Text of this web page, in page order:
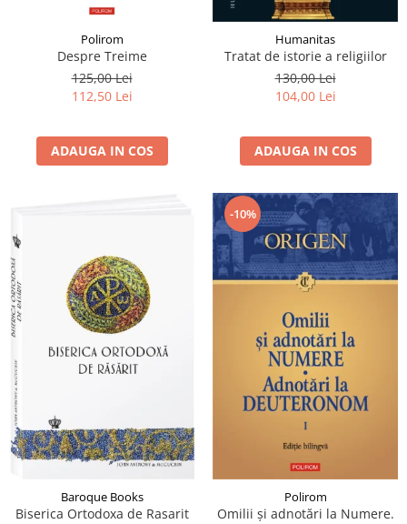
Polirom
Despre Treime
125,00 Lei
112,50 Lei
ADAUGA IN COS
Humanitas
Tratat de istorie a religiilor
130,00 Lei
104,00 Lei
ADAUGA IN COS
Baroque Books
Biserica Ortodoxa de Rasarit
-10%
Polirom
Omilii și adnotări la Numere.